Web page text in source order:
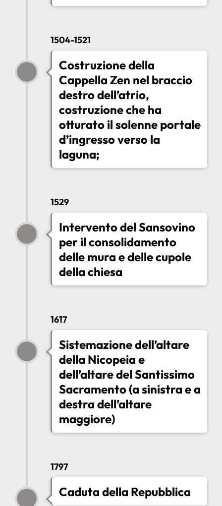
1504-1521
Costruzione della
Cappella Zen nel braccio
destro dell’atrio,
costruzione che ha
otturato il solenne portale
d’ingresso verso la
laguna;
1529
Intervento del Sansovino
per il consolidamento
delle mura e delle cupole
della chiesa
1617
Sistemazione dell’altare
della Nicopeia e
dell’altare del Santissimo
Sacramento (a sinistra e a
destra dell’altare
maggiore)
1797
Caduta della Repubblica